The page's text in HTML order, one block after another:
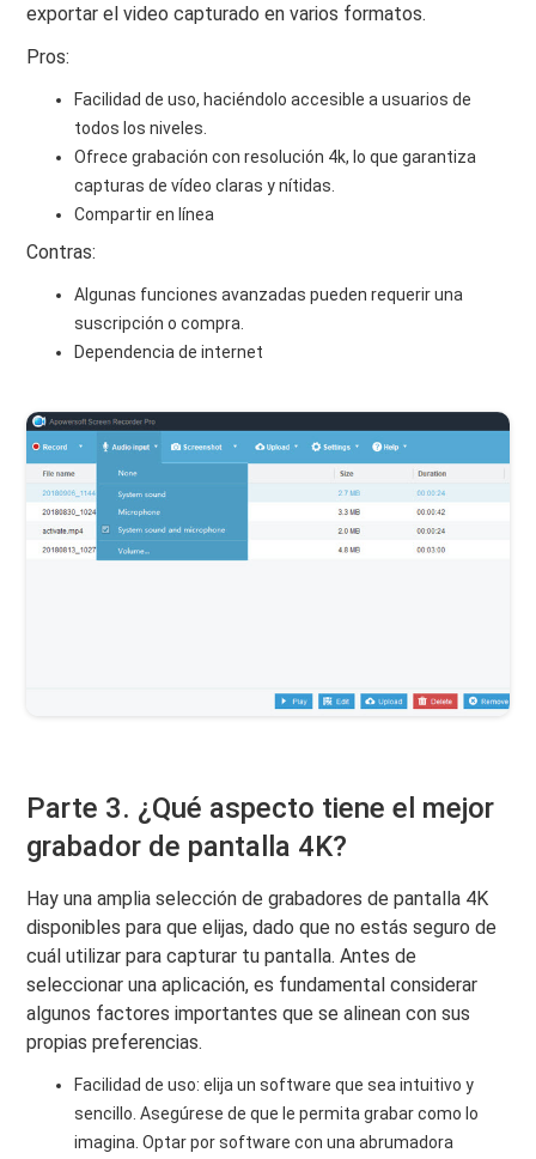
exportar el video capturado en varios formatos.
Pros:
Facilidad de uso, haciéndolo accesible a usuarios de
todos los niveles.
Ofrece grabación con resolución 4k, lo que garantiza
capturas de vídeo claras y nítidas.
Compartir en línea
Contras:
Algunas funciones avanzadas pueden requerir una
suscripción o compra.
Dependencia de internet
Parte 3. ¿Qué aspecto tiene el mejor
grabador de pantalla 4K?
Hay una amplia selección de grabadores de pantalla 4K
disponibles para que elijas, dado que no estás seguro de
cuál utilizar para capturar tu pantalla. Antes de
seleccionar una aplicación, es fundamental considerar
algunos factores importantes que se alinean con sus
propias preferencias.
Facilidad de uso: elija un software que sea intuitivo y
sencillo. Asegúrese de que le permita grabar como lo
imagina. Optar por software con una abrumadora